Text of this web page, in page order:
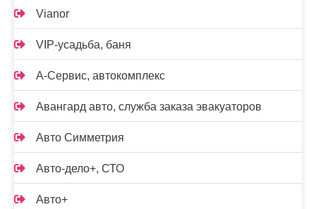
Vianor
VIP-усадьба, баня
А-Сервис, автокомплекс
Авангард авто, служба заказа эвакуаторов
Авто Симметрия
Авто-дело+, СТО
Авто+